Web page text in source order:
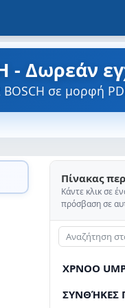
- Δωρεάν
BOSCH σε μορφή
Πίνακας
Κάντε κλικ σε
πρόσβαση σε
XPNOO
ΣΥΝΘΉΚΕΣ